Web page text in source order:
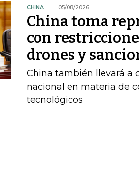
CHINA 05/08/2026
China toma
con
drones y
China también llevará a
nacional en materia de
tecnológicos